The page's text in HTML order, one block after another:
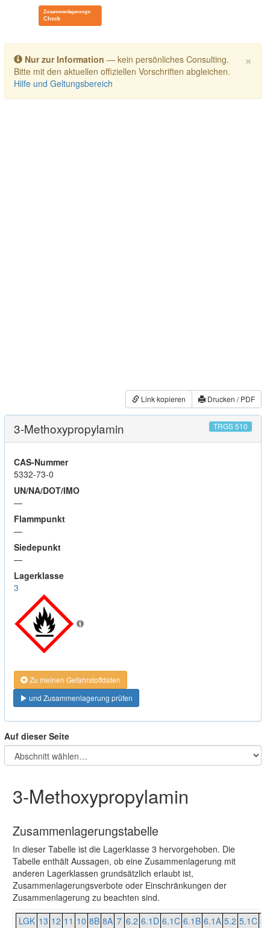
Toggle navigation
×
Nur zur Information — kein persönliches Consulting.
Bitte mit den aktuellen offiziellen Vorschriften abgleichen.
Hilfe und Geltungsbereich
Link kopieren Drucken / PDF
3-Methoxypropylamin TRGS 510
CAS-Nummer
5332-73-0
UN/NA/DOT/IMO
—
Flammpunkt
—
Siedepunkt
—
Lagerklasse
3
Zu meinen Gefahrstoffdaten
und Zusammenlagerung prüfen
Auf dieser Seite
3-Methoxypropylamin
Zusammenlagerungstabelle
In dieser Tabelle ist die Lagerklasse 3 hervorgehoben. Die
Tabelle enthält Aussagen, ob eine Zusammenlagerung mit
anderen Lagerklassen grundsätzlich erlaubt ist,
Zusammenlagerungsverbote oder Einschränkungen der
Zusammenlagerung zu beachten sind.
LGK 13 12 11 10 8B 8A 7 6.2 6.1D 6.1C 6.1B 6.1A 5.2 5.1C